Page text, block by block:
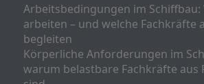
Arbeitsbedingungen im Schiffbau:
arbeiten – und welche Fachkräfte
begleiten
Körperliche Anforderungen im
warum belastbare Fachkräfte aus